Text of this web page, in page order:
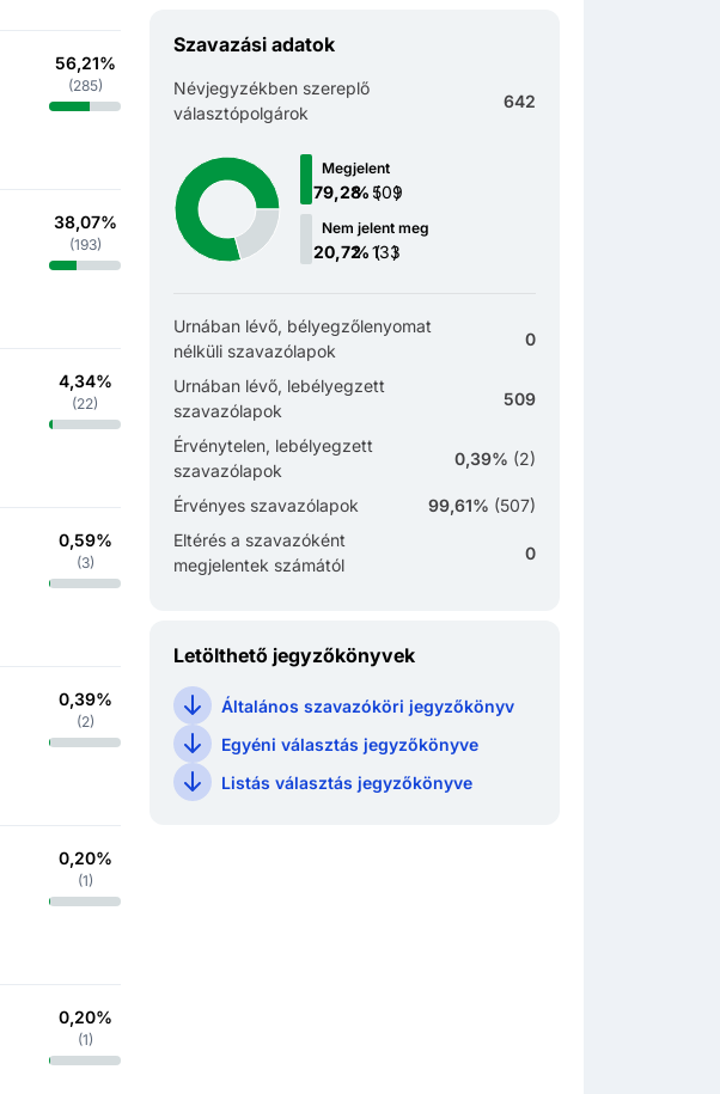
56,21%
(285)
38,07%
(193)
4,34%
(22)
0,59%
(3)
0,39%
(2)
0,20%
(1)
0,20%
(1)
Szavazási adatok
Névjegyzékben szereplő
választópolgárok
642
Megjelent
( )
Nem jelent meg
( )
Urnában lévő, bélyegzőlenyomat
nélküli szavazólapok
0
Urnában lévő, lebélyegzett
szavazólapok
509
Érvénytelen, lebélyegzett
szavazólapok
0,39% (2)
Érvényes szavazólapok 99,61% (507)
Eltérés a szavazóként
megjelentek számától
0
Letölthető jegyzőkönyvek
Általános szavazóköri jegyzőkönyv
Egyéni választás jegyzőkönyve
Listás választás jegyzőkönyve